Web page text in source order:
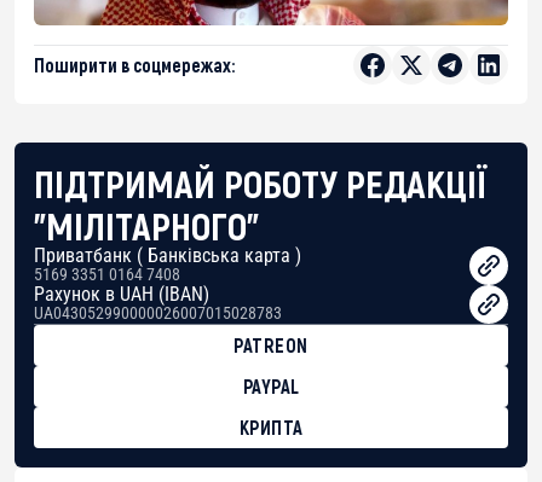
Поширити в соцмережах:
ПІДТРИМАЙ РОБОТУ РЕДАКЦІЇ
"МІЛІТАРНОГО"
Приватбанк ( Банківська карта )
5169 3351 0164 7408
Рахунок в UAH (IBAN)
UA043052990000026007015028783
PATREON
PAYPAL
КРИПТА